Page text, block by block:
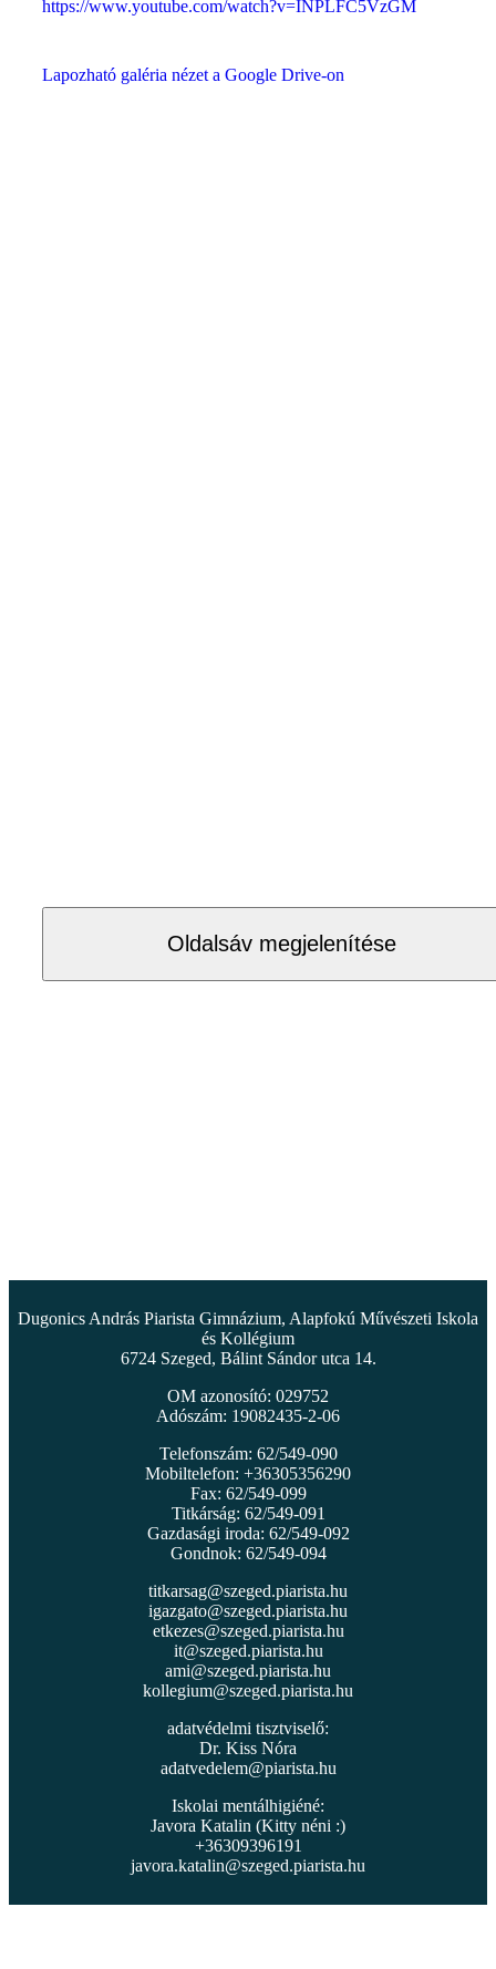
https://www.youtube.com/watch?v=INPLFC5VzGM
Lapozható galéria nézet a Google Drive-on
Oldalsáv megjelenítése
Dugonics András Piarista Gimnázium, Alapfokú Művészeti Iskola
és Kollégium
6724 Szeged, Bálint Sándor utca 14.
OM azonosító: 029752
Adószám: 19082435-2-06
Telefonszám: 62/549-090
Mobiltelefon: +36305356290
Fax: 62/549-099
Titkárság: 62/549-091
Gazdasági iroda: 62/549-092
Gondnok: 62/549-094
titkarsag@szeged.piarista.hu
igazgato@szeged.piarista.hu
etkezes@szeged.piarista.hu
it@szeged.piarista.hu
ami@szeged.piarista.hu
kollegium@szeged.piarista.hu
adatvédelmi tisztviselő:
Dr. Kiss Nóra
adatvedelem@piarista.hu
Iskolai mentálhigiéné:
Javora Katalin (Kitty néni :)
+36309396191
javora.katalin@szeged.piarista.hu